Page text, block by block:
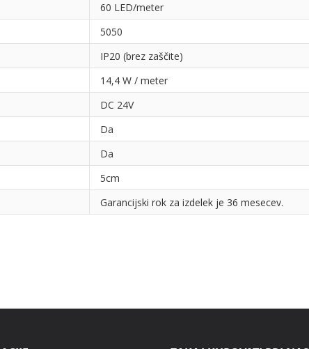
60 LED/meter
5050
IP20 (brez zaščite)
14,4 W / meter
DC 24V
Da
Da
5cm
Garancijski rok za izdelek je 36 mesecev.